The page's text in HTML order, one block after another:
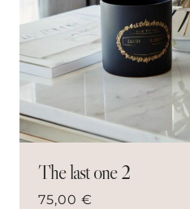
The last one 2
75,00 €